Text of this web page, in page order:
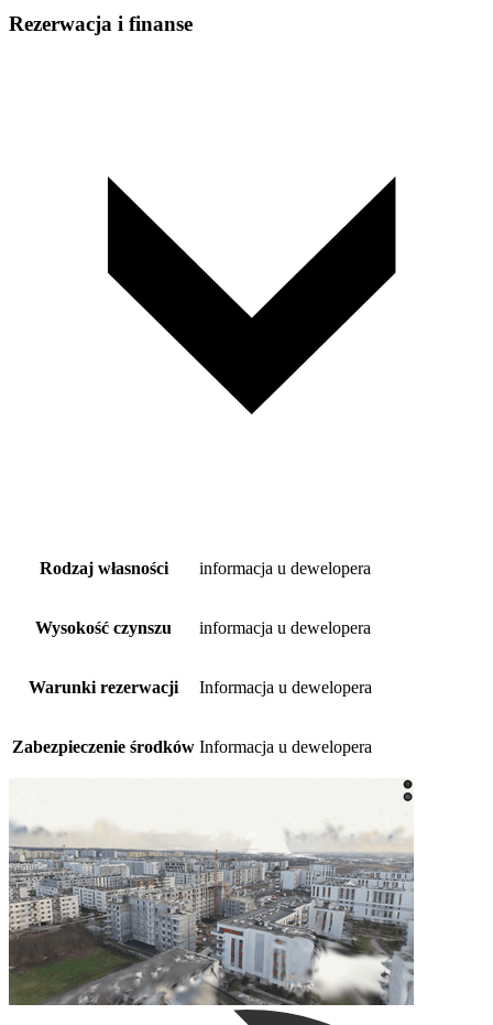
Rezerwacja i finanse
Rodzaj własności informacja u dewelopera
Wysokość czynszu informacja u dewelopera
Warunki rezerwacji Informacja u dewelopera
Zabezpieczenie środków Informacja u dewelopera